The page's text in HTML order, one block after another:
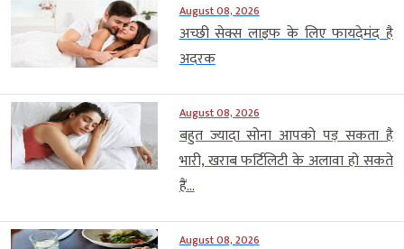
August 08, 2026
अच्छी सेक्स लाइफ के लिए फायदेमंद है
अदरक
August 08, 2026
बहुत ज्यादा सोना आपको पड़ सकता है
भारी, खराब फर्टिलिटी के अलावा हो सकते
हैं...
August 08, 2026